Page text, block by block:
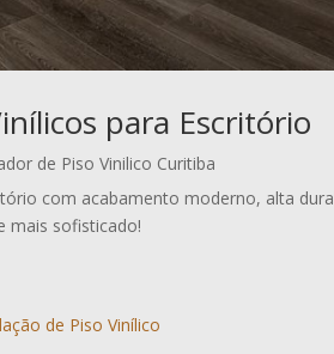
para Escritório
de Piso Vinilico Curitiba
com acabamento moderno, alta
mais sofisticado!